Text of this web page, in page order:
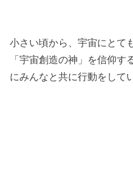
小さい頃から、宇宙にとて
「宇宙創造の神」を信仰
にみんなと共に行動をして